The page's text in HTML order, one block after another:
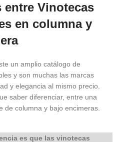
entre Vinotecas
en columna y
un amplio catálogo de
y son muchas las marcas
y elegancia al mismo precio.
saber diferenciar, entre una
de columna y bajo encimeras.
es que las vinotecas